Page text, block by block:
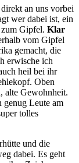
an uns vorbei
wer dabei ist, ein
zum Gipfel. Klar
vom Gipfel
gemacht, die
erwische ich
heil bei ihr
Oben
alte Gewohnheit.
genug Leute am
tolles
und die
dabei. Es geht